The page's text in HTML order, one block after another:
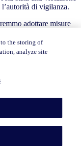
di vigilanza.
adottare misure
rifiutare una
non siamo in grado
un agente per
ad agire per suo
propri Dati personali.
the storing of
analyze site